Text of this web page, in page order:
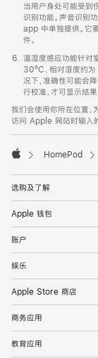
当用户身处可能受到
识别功能。声音识别
app 中单独提供。它
件。
温湿度感应功能针对
30ºC、相对湿度约
况下，准确性可能会
行校准，才可显示结果
我们会使用你所在位置，
访问 Apple 网站时输入
HomePod
选购及了解
Apple 钱包
账户
娱乐
Apple Store 商店
商务应用
教育应用